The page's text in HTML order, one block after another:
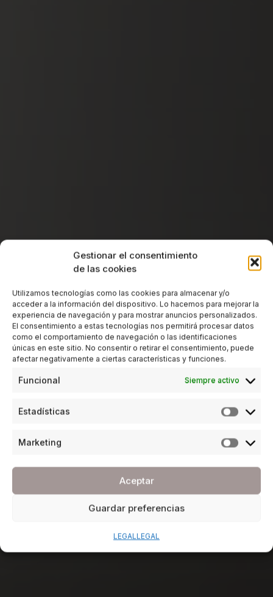
Gestionar el consentimiento
de las cookies
Utilizamos tecnologías como las cookies para almacenar y/o
acceder a la información del dispositivo. Lo hacemos para mejorar la
experiencia de navegación y para mostrar anuncios personalizados.
El consentimiento a estas tecnologías nos permitirá procesar datos
como el comportamiento de navegación o las identificaciones
únicas en este sitio. No consentir o retirar el consentimiento, puede
afectar negativamente a ciertas características y funciones.
Funcional Siempre activo
Estadísticas
Marketing
Aceptar
Guardar preferencias
LEGALLEGAL